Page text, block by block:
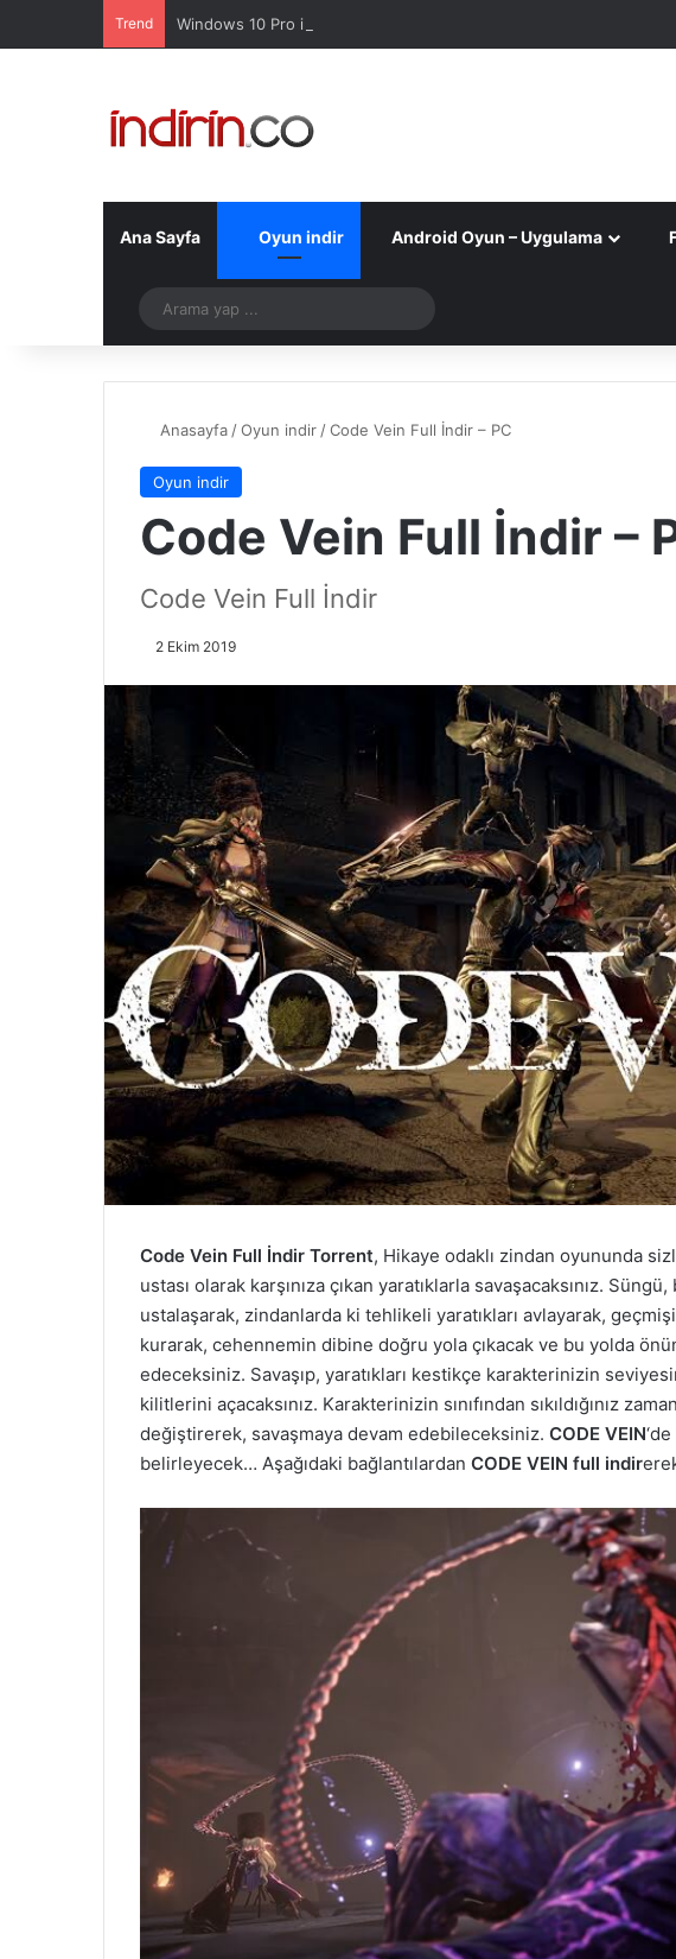
Trend Windows 10 Pro indir – Türkçe – Güncel 2025
Ana Sayfa Oyun indir Android Oyun – Uygulama
Telegram
yap
Anasayfa /Oyun indir /Code Vein Full İndir – PC
Oyun indir
Code Vein Full İndir –
Code Vein Full İndir
2 Ekim 2019
Code Vein Full İndir Torrent, Hikaye odaklı zindan oyununda
ustası olarak karşınıza çıkan yaratıklarla savaşacaksınız.
ustalaşarak, zindanlarda ki tehlikeli yaratıkları avlayarak,
kurarak, cehennemin dibine doğru yola çıkacak ve bu yolda
edeceksiniz. Savaşıp, yaratıkları kestikçe karakterinizin
kilitlerini açacaksınız. Karakterinizin sınıfından sıkıldığınız
değiştirerek, savaşmaya devam edebileceksiniz. CODE VEIN
belirleyecek… Aşağıdaki bağlantılardan CODE VEIN full indir